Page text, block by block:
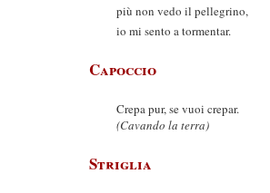
più non vedo il pellegrino,
io mi sento a tormentar.
Capoccio
Crepa pur, se vuoi crepar.
(Cavando la terra)
Striglia